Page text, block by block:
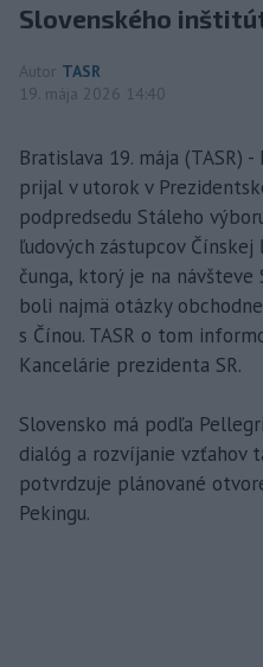
Slovenského
Autor TASR
19. mája 2026 14:40
Bratislava 19. mája (TASR)
prijal v utorok v
podpredsedu Stáleho
ľudových zástupcov
čunga, ktorý je na návšteve
boli najmä otázky
s Čínou. TASR o tom
Kancelárie prezidenta SR.
Slovensko má podľa
dialóg a rozvíjanie vzťahov
potvrdzuje plánované
Pekingu.